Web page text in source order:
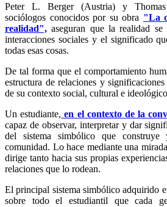
Peter L. Berger (Austria) y Thomas
sociólogos conocidos por su obra "La
realidad", aseguran que la realidad
interacciones sociales y el significado
todas esas cosas.
De tal forma que el comportamiento
estructura de relaciones y
de su contexto social, cultural e
Un estudiante, en el contexto de la
capaz de observar, interpretar y dar
del sistema simbólico que
comunidad. Lo hace mediante una
dirige tanto hacia sus propias
relaciones que lo rodean.
El principal sistema simbólico adquirido
sobre todo el estudiantil que cada